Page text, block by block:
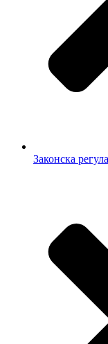
Законска